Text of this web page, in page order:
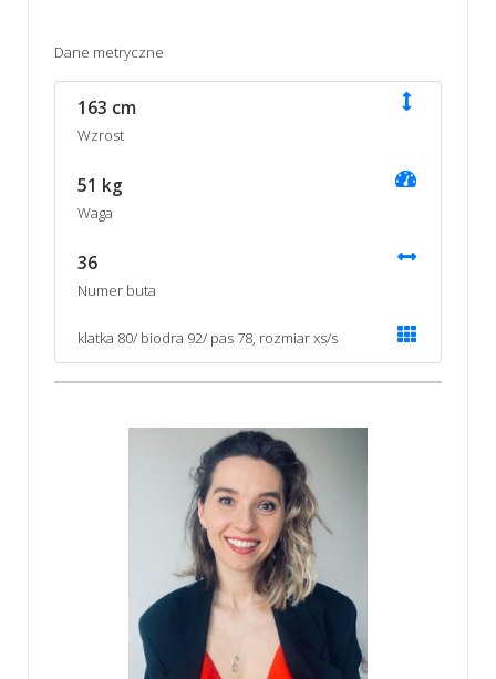
Dane metryczne
163 cm
Wzrost
51 kg
Waga
36
Numer buta
klatka 80/ biodra 92/ pas 78, rozmiar xs/s